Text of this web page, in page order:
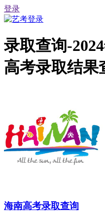
登录
录取查询-
高考录取结果
海南高考录取查询